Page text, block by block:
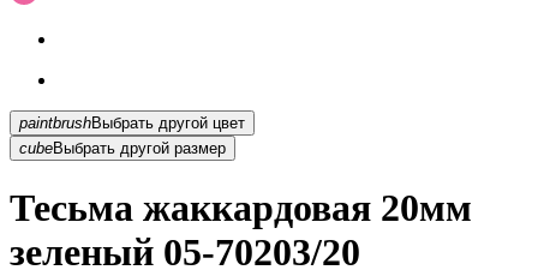
paintbrush
Выбрать другой цвет
cubeВыбрать другой размер
Тесьма жаккардовая 20мм
зеленый 05-70203/20